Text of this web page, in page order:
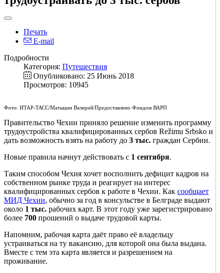
Печать
E-mail
Подробности
Категория: Путешествия
Опубликовано: 25 Июнь 2018
Просмотров: 10945
Фото: ИТАР-ТАСС/Матыцин Валерий/Предоставлено Фондом ВАРП
Правительство Чехии приняло решение изменить программу
трудоустройства квалифицированных сербов Režimu Srbsko и
дать возможность взять на работу до 3 тыс. граждан Сербии.
Новые правила начнут действовать с 1 сентября.
Таким способом Чехия хочет восполнить дефицит кадров на
собственном рынке труда и реагирует на интерес
квалифицированных сербов к работе в Чехии. Как сообщает
МИД Чехии, обычно за год в консульстве в Белграде выдают
около 1 тыс. рабочих карт. В этот году уже зарегистрировано
более 700 прошений о выдаче трудовой карты.
Напомним, рабочая карта даёт право её владельцу
устраиваться на ту вакансию, для которой она была выдана.
Вместе с тем эта карта является и разрешением на
проживание.